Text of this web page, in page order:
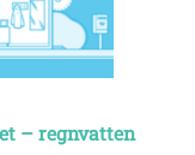
– regnvatten